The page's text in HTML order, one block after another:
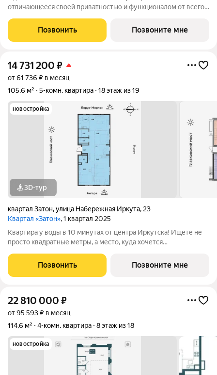
отличающееся своей приватностью и функционалом от всего
предпочитает более камерный формат жилья чувствовал себя
дома. Дом, обладающий потрясающими
Позвонить Позвоните мне
14 731 200 ₽
от 61 736 ₽ в месяц
105,6 м²
5-комн. квартира 18 этаж из 19
новостройка
3D-тур
квартал Затон,улица Набережная Иркута, 23
Квартал «Затон», 1 квартал 2025
Квартира у воды в 10 минутах от центра Иркутска! Ищете не
просто квадратные метры, а место, куда хочется
уникальный жилой комплекс на первой береговой линии,
расположенный на живописном полуострове в
Позвонить Позвоните мне
22 810 000 ₽
от 95 593 ₽ в месяц
114,6 м²
4-комн. квартира 8 этаж из 18
новостройка